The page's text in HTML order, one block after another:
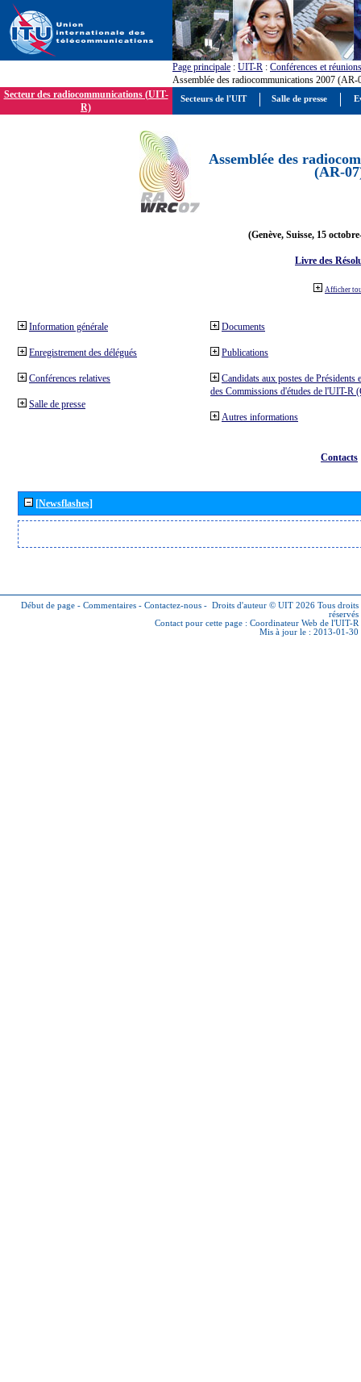
Page principale : UIT-R : Conférences et réunions
Assemblée des radiocommunications 2007 (AR-
Secteur des radiocommunications (UIT-
R)
Assemblée des
(AR-
(Genève, Suisse, 15
Livre des
Afficher
Information générale
Enregistrement des délégués
Conférences relatives
Salle de presse
Documents
Publications
Candidats aux postes de Présidents
des Commissions d'études de l'UIT-R
Autres informations
Contacts
[Newsflashes]
Début de page - Commentaires - Contactez-nous - Droits d'auteur © UIT 2026 Tous droits
réservés
Contact pour cette page : Coordinateur Web de l'UIT-R
Mis à jour le : 2013-01-30
Secteurs de l'UIT Salle de presse